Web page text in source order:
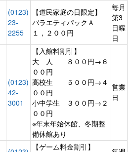
(0123)
23-
2255
【道民家庭の日限定】
バラエティパックＡ
１，２００円
毎月
第3
日曜
日
(0123)
42-
3001
【入館料割引】
大 人 ８００円→６
００円
高校生 ５００円→４
００円
小中学生 ３００円→２
００円
※年末年始休館、冬期整
備休館あり
営業
日
【ゲーム料金割引】